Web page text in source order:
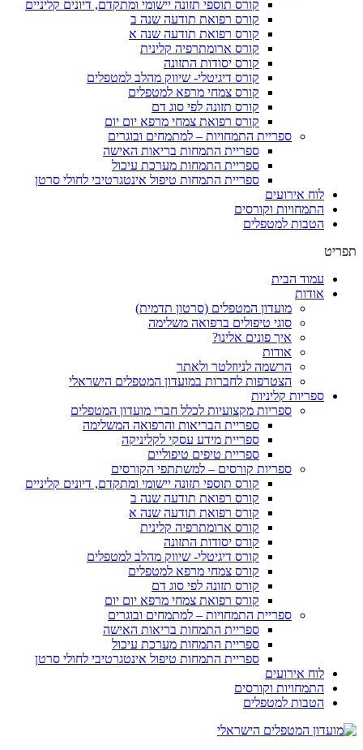
קורס תוספי תזונה יישומי ומתקדם, דיונים קליניים
קורס רפואת תודעה שנה ב
קורס רפואת תודעה שנה א
קורס ארומתרפיה קלינית
קורס יסודות התזונה
קורס דיגיטלי- שיווק מהלב למטפלים
קורס צמחי מרפא למטפלים
קורס תזונה לפי סוג דם
קורס רפואת צמחי מרפא יום יום
ספריית התמחויות – למתמחים ובוגרים
ספריית התמחות בריאות האישה
ספריית התמחות מערכת עיכול
ספריית התמחות טיפול אינטגרטיבי לחולי סרטן
לוח אירועים
התמחויות וקורסים
הטבות למטפלים
תפריט
עמוד הבית
אודות
מועדון המטפלים (סרטון תדמית)
סוגי טיפולים ברפואה משלימה
איך פונים אלינו?
אודות
הרשמה לניוזלטר ולאתר
הצטרפות לחברות במועדון המטפלים הישראלי
ספריות קליניות
ספריות מקצועיות לכלל חברי מועדון המטפלים
ספריית הבריאות והרפואה המשלימה
ספריית מידע עסקי לקליניקה
ספריית טיפים טיפוליים
ספריות קורסים – למשתתפי הקורסים
קורס תוספי תזונה יישומי ומתקדם, דיונים קליניים
קורס רפואת תודעה שנה ב
קורס רפואת תודעה שנה א
קורס ארומתרפיה קלינית
קורס יסודות התזונה
קורס דיגיטלי- שיווק מהלב למטפלים
קורס צמחי מרפא למטפלים
קורס תזונה לפי סוג דם
קורס רפואת צמחי מרפא יום יום
ספריית התמחויות – למתמחים ובוגרים
ספריית התמחות בריאות האישה
ספריית התמחות מערכת עיכול
ספריית התמחות טיפול אינטגרטיבי לחולי סרטן
לוח אירועים
התמחויות וקורסים
הטבות למטפלים